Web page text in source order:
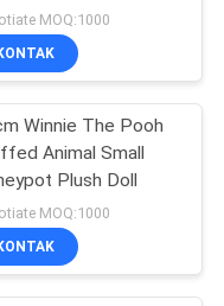
MOQ:1000
Winnie The Pooh
Animal Small
Plush Doll
MOQ:1000